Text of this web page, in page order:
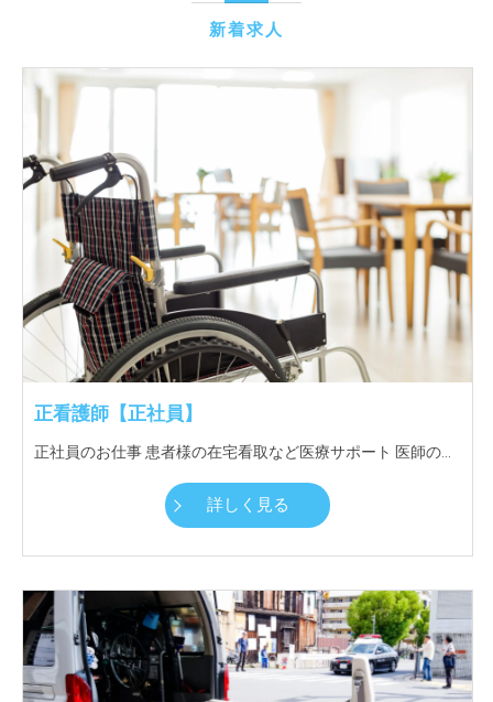
新着求人
正看護師【正社員】
正社員のお仕事 患者様の在宅看取など医療サポート 医師の指示書による処置・看護ケア 利用者様一人ひとりに細やかなケアを行えるようゆとりあるスケジュール調整を行う
詳しく見る